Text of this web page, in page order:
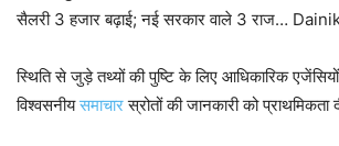
सैलरी 3 हजार बढ़ाई; नई सरकार वाले 3 राज…
स्थिति से जुड़े तथ्यों की पुष्टि के लिए आधिकारिक
विश्वसनीयसमाचारस्रोतों की जानकारी को प्राथमिकता